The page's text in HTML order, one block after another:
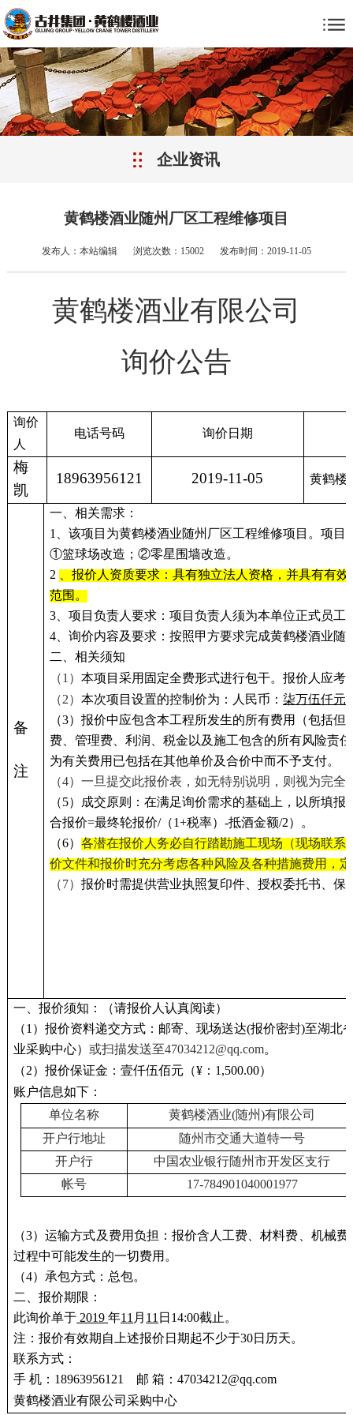
企业资讯
黄鹤楼酒业随州厂区工程维修项目
发布人：本站编辑 浏览次数：15002 发布时间：2019-11-05
黄鹤楼酒业有限公司
询价公告
询价
人
电话号码 询价日期
梅
凯
18963956121 2019-11-05 黄鹤楼
备
注
一、相关需求：
1
、该项目为黄鹤楼酒业随州厂区工程维修项目。项
①篮球场改造；②零星围墙改造。
2
、报价人资质要求：具有独立法人资格，并具有有
范围。
3 、项目负责人要求：项目负责人须为本单位正式员工
4 、询价内容及要求：按照甲方要求完成黄鹤楼酒业
二、相关须知
（1）本项目采用固定全费形式进行包干。报价人应
（2）本次项目设置的控制价为：人民币：柒万伍仟元
（3）报价中应包含本工程所发生的所有费用（包括
费、管理费、利润、税金以及施工包含的所有风险责
为有关费用已包括在其他单价及合价中而不予支付。
（4）一旦提交此报价表，如无特别说明，则视为完全
（5）
成交原则：在满足询价需求的基础上，以所填
合报价=最终轮报价/（1+税率）-抵酒金额/2）
。
（6）各潜在报价人务必自行踏勘施工现场（现场联系
价文件和报价时充分考虑各种风险及各种措施费用，
（7）报价时需提供营业执照复印件、授权委托书、保
一、报价须知：（请报价人认真阅读）
（1）报价资料递交方式：邮寄、现场送达(报价密封)至湖北
业采购中心）或扫描发送至47034212@qq.com。
（2）报价保证金：壹仟伍佰元（¥：1,500.00）
账户信息如下：
单位名称
黄鹤楼酒业(随州)有限公司
开户行地址
随州市交通大道特一号
开户行
中国农业银行随州市开发区支行
帐号
17-784901040001977
（3）运输方式及费用负担：报价含人工费、材料费、机械
过程中可能发生的一切费用。
（4）承包方式：总包。
二、报价期限：
此询价单于 2019年11 月 11 日14:00截止。
注：报价有效期自上述报价日期起不少于30日历天。
联系方式：
手 机：18963956121 邮 箱：47034212@qq.com
黄鹤楼酒业有限公司采购中心